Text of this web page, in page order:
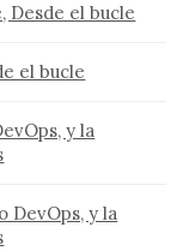
Desde el bucle
el bucle
y la
DevOps, y la